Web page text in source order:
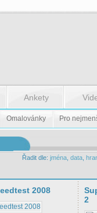
Ankety
Omalovánky Pro
Řadit dle: jména data
2008
2